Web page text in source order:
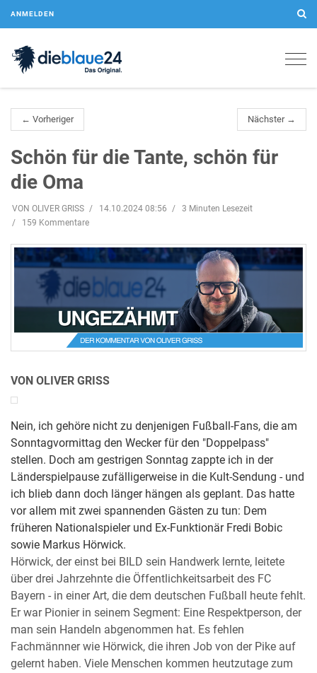
ANMELDEN
← Vorheriger Nächster →
Schön für die Tante, schön für
die Oma
VON OLIVER GRISS 14.10.2024 08:56
3 Minuten Lesezeit
159 Kommentare
VON OLIVER GRISS
Nein, ich gehöre nicht zu denjenigen Fußball-Fans, die am
Sonntagvormittag den Wecker für den "Doppelpass"
stellen. Doch am gestrigen Sonntag zappte ich in der
Länderspielpause zufälligerweise in die Kult-Sendung - und
ich blieb dann doch länger hängen als geplant. Das hatte
vor allem mit zwei spannenden Gästen zu tun: Dem
früheren Nationalspieler und Ex-Funktionär Fredi Bobic
sowie Markus Hörwick.
Hörwick, der einst bei BILD sein Handwerk lernte, leitete
über drei Jahrzehnte die Öffentlichkeitsarbeit des FC
Bayern - in einer Art, die dem deutschen Fußball heute fehlt.
Er war Pionier in seinem Segment: Eine Respektperson, der
man sein Handeln abgenommen hat. Es fehlen
Fachmännner wie Hörwick, die ihren Job von der Pike auf
gelernt haben. Viele Menschen kommen heutzutage zum